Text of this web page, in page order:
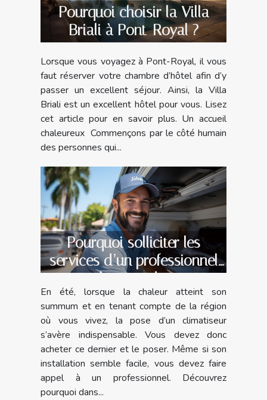
Pourquoi choisir la Villa
Briali à Pont-Royal ?
Lorsque vous voyagez à Pont-Royal, il vous
faut réserver votre chambre d’hôtel afin d’y
passer un excellent séjour. Ainsi, la Villa
Briali est un excellent hôtel pour vous. Lisez
cet article pour en savoir plus. Un accueil
chaleureux Commençons par le côté humain
des personnes qui...
Pourquoi solliciter les
services d’un professionnel
pour la pose de votre
climatiseur ?
En été, lorsque la chaleur atteint son
summum et en tenant compte de la région
où vous vivez, la pose d’un climatiseur
s’avère indispensable. Vous devez donc
acheter ce dernier et le poser. Même si son
installation semble facile, vous devez faire
appel à un professionnel. Découvrez
pourquoi dans...